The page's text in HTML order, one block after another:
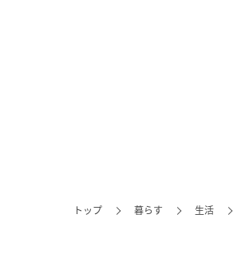
トップ 暮らす 生活